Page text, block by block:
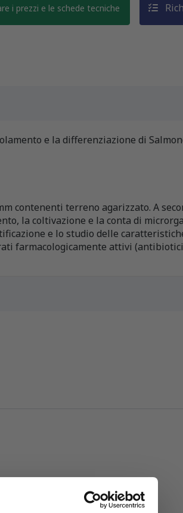
i prezzi e le schede tecniche
e la differenziazione di
contenenti terreno agarizzato. A
la coltivazione e la conta di
e lo studio delle
farmacologicamente attivi